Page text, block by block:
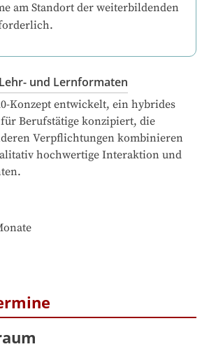
am Standort der weiterbildenden
und Lernformaten
Konzept entwickelt, ein hybrides
Berufstätige konzipiert, die
Verpflichtungen kombinieren
hochwertige Interaktion und